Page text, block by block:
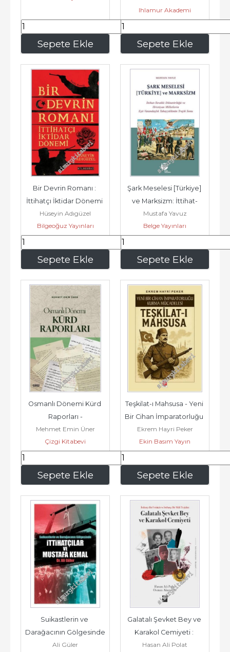
Sepete Ekle
260,00 Sepete Ekle
Ihlamur Akademi
520,00
Sepete Ekle
Bir Devrin Romanı :
İttihatçı İktidar Dönemi
-
Hüseyin Adıgüzel
Bilgeoğuz Yayınları
200,00 Sepete Ekle
Şark Meselesi [Türkiye]
ve Marksizm: İttihat-
Terakki Diktatörlüğü ve...
Mustafa Yavuz
Belge Yayınları
378,00
Sepete Ekle
Osmanlı Dönemi Kürd
Raporları -
Mehmet Emin Üner
Çizgi Kitabevi
680,00 Sepete Ekle
Teşkilat-ı Mahsusa - Yeni
Bir Cihan İmparatorluğu
Kurma Mücadelesi -...
Ekrem Hayri Peker
Ekin Basım Yayın
408,50
Suikastlerin ve
Darağacının Gölgesinde
İttihatçılar ve Mustafa
Ali Güler
Galatalı Şevket Bey ve
Karakol Cemiyeti :
İttihatçı Bir Fedakar ve...
Hasan Ali Polat